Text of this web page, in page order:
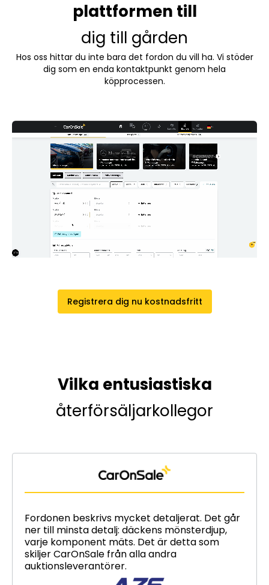
plattformen till
dig till gården
Hos oss hittar du inte bara det fordon du vill ha. Vi stöder
dig som en enda kontaktpunkt genom hela
köpprocessen.
Registrera dig nu kostnadsfritt
Vilka entusiastiska
återförsäljarkollegor
Fordonen beskrivs mycket detaljerat. Det går
ner till minsta detalj: däckens mönsterdjup,
varje komponent mäts. Det är detta som
skiljer CarOnSale från alla andra
auktionsleverantörer.